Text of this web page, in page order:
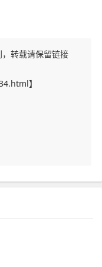
转载请保留链接
】